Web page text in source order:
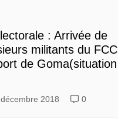
: Arrivée de
militants du FCC
de Goma(situation
2018 0